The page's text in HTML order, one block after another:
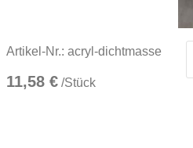
Artikel-Nr.: acryl-dichtmasse
11,58 € /Stück